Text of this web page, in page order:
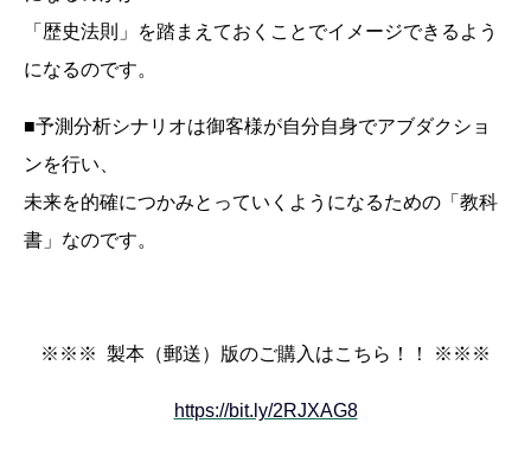
「歴史法則」を踏まえておくことでイメージできるよう
になるのです。
■予測分析シナリオは御客様が自分自身でアブダクショ
ンを行い、
未来を的確につかみとっていくようになるための「教科
書」なのです。
※※※ 製本（郵送）版のご購入はこちら！！ ※※※
https://bit.ly/2RJXAG8